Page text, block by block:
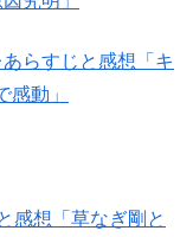
らすじと感想「キ
感動」
感想「草なぎ剛と